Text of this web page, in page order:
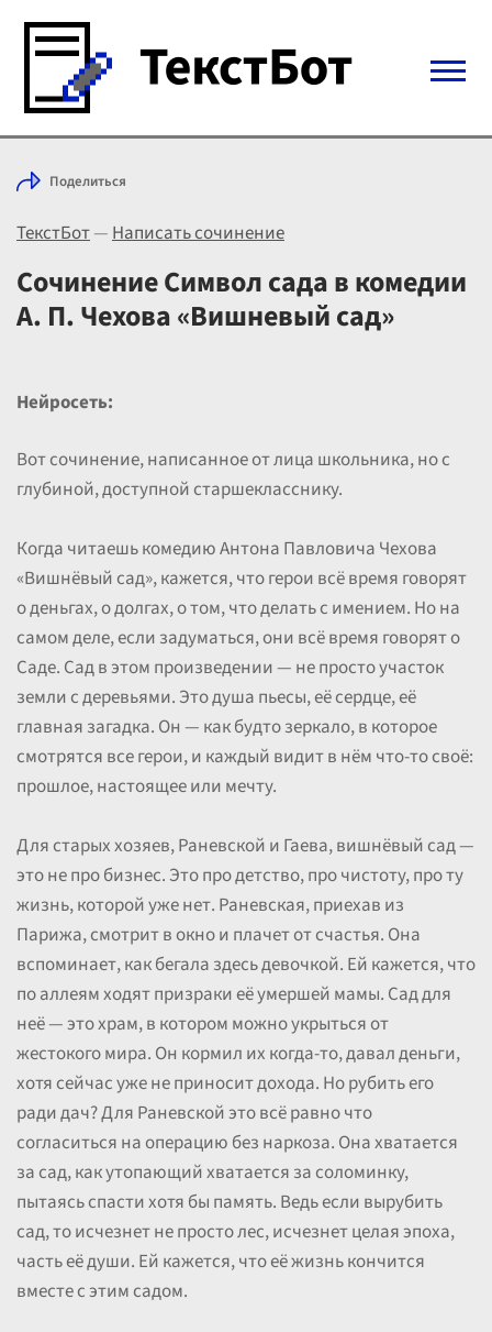
Войти с Telegram
Выбрать режим
Цены
Поделиться
ТекстБот—Написать сочинение
Сочинение Символ сада в комедии
А. П. Чехова «Вишневый сад»
Нейросеть:
Вот сочинение, написанное от лица школьника, но с
глубиной, доступной старшекласснику.
Когда читаешь комедию Антона Павловича Чехова
«Вишнёвый сад», кажется, что герои всё время говорят
о деньгах, о долгах, о том, что делать с имением. Но на
самом деле, если задуматься, они всё время говорят о
Саде. Сад в этом произведении — не просто участок
земли с деревьями. Это душа пьесы, её сердце, её
главная загадка. Он — как будто зеркало, в которое
смотрятся все герои, и каждый видит в нём что-то своё:
прошлое, настоящее или мечту.
Для старых хозяев, Раневской и Гаева, вишнёвый сад —
это не про бизнес. Это про детство, про чистоту, про ту
жизнь, которой уже нет. Раневская, приехав из
Парижа, смотрит в окно и плачет от счастья. Она
вспоминает, как бегала здесь девочкой. Ей кажется, что
по аллеям ходят призраки её умершей мамы. Сад для
неё — это храм, в котором можно укрыться от
жестокого мира. Он кормил их когда-то, давал деньги,
хотя сейчас уже не приносит дохода. Но рубить его
ради дач? Для Раневской это всё равно что
согласиться на операцию без наркоза. Она хватается
за сад, как утопающий хватается за соломинку,
пытаясь спасти хотя бы память. Ведь если вырубить
сад, то исчезнет не просто лес, исчезнет целая эпоха,
часть её души. Ей кажется, что её жизнь кончится
вместе с этим садом.